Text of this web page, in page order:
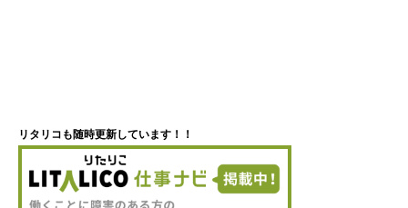
リタリコも随時更新しています！！